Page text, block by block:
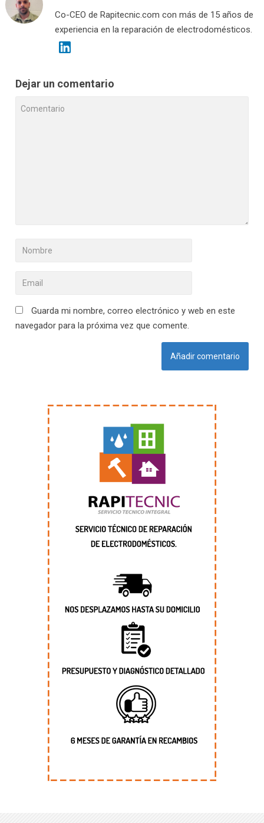
Co-CEO de Rapitecnic.com con más de 15 años de
experiencia en la reparación de electrodomésticos.
Dejar un comentario
Guarda mi nombre, correo electrónico y web en este
navegador para la próxima vez que comente.